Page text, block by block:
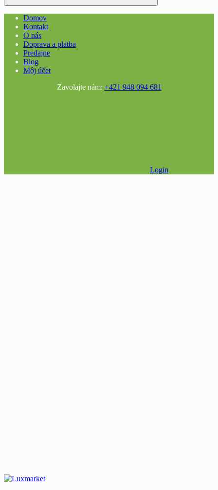
Domov
Kontakt
O nás
Doprava a platba
Predajne
Blog
Môj účet
Zavolajte nám: +421 948 094 681
Login